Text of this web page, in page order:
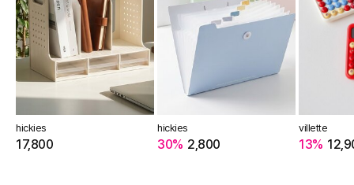
hickies
17,800
hickies
30% 2,800
villette
13%